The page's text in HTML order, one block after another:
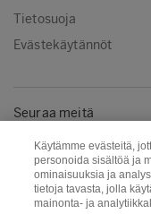
Tietosuoja
Evästekäytännöt
Seuraa meitä
Facebook
Linkedin
Käytämme evästeitä,
personoida sisältöä ja
ominaisuuksia ja
tietoja tavasta, jolla
mainonta- ja